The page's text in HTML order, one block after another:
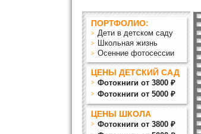
ПОРТФОЛИО:
Дети в детском саду
Школьная жизнь
Осенние фотосессии
ЦЕНЫ ДЕТСКИЙ САД
Фотокниги от 3800 ₽
Фотокниги от 5000 ₽
ЦЕНЫ ШКОЛА
Фотокниги от 3800 ₽